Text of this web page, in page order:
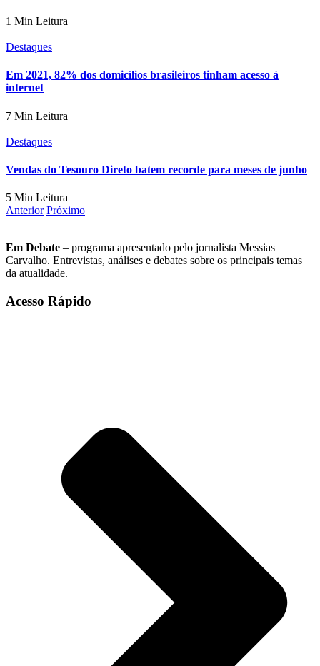
1 Min Leitura
Destaques
Em 2021, 82% dos domicílios brasileiros tinham acesso à
internet
7 Min Leitura
Destaques
Vendas do Tesouro Direto batem recorde para meses de junho
5 Min Leitura
Anterior Próximo
Em Debate – programa apresentado pelo jornalista Messias
Carvalho. Entrevistas, análises e debates sobre os principais temas
da atualidade.
Acesso Rápido